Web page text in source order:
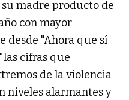
madre producto de
con mayor
desde "Ahora que sí
cifras que
de la violencia
niveles alarmantes y